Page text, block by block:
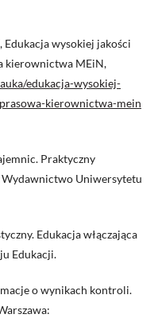
wysokiej jakości
kierownictwa MEiN,
edukacja-wysokiej-
kierownictwa-mein
Praktyczny
Uniwersytetu
Edukacja włączająca
Edukacji.
o wynikach kontroli.